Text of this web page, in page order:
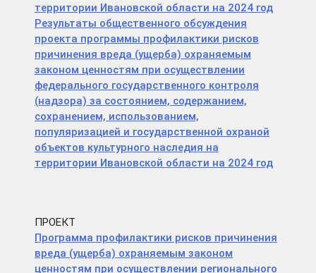
территории Ивановской области на 2024 год
Результаты общественного обсуждения
проекта программы профилактики рисков
причинения вреда (ущерба) охраняемым
законом ценностям при осуществлении
федерального государственного контроля
(надзора) за состоянием, содержанием,
сохранением, использованием,
популяризацией и государственной охраной
объектов культурного наследия на
территории Ивановской области на 2024 год
ПРОЕКТ
Программа профилактики рисков причинения
вреда (ущерба) охраняемым законом
ценностям при осуществлении регионального